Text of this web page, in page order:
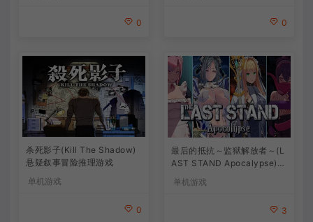
0 0
杀死影子(Kill The Shadow)
悬疑叙事冒险推理游戏
单机游戏
0
最后的抵抗～监狱解放者～(L
AST STAND Apocalypse)卡
单机游戏
3